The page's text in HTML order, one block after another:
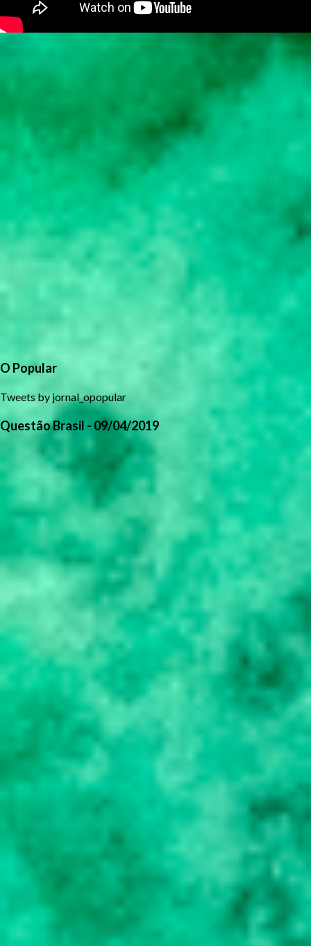
O Popular
Tweets by jornal_opopular
Questão Brasil - 09/04/2019